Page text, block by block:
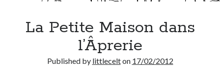
La Petite Maison dans
l’Âprerie
Published by littlecelton 17/02/2012